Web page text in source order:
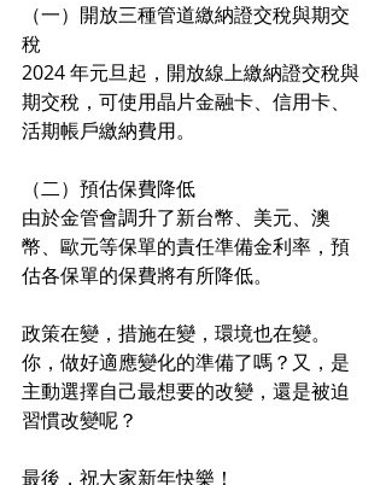
（一）開放三種管道繳納證交稅與期交
稅
2024 年元旦起，開放線上繳納證交稅與
期交稅，可使用晶片金融卡、信用卡、
活期帳戶繳納費用。
（二）預估保費降低
由於金管會調升了新台幣、美元、澳
幣、歐元等保單的責任準備金利率，預
估各保單的保費將有所降低。
政策在變，措施在變，環境也在變。
你，做好適應變化的準備了嗎？又，是
主動選擇自己最想要的改變，還是被迫
習慣改變呢？
最後，祝大家新年快樂！